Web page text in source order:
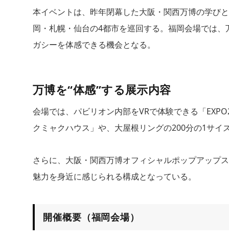
本イベントは、昨年閉幕した大阪・関西万博の学び
岡・札幌・仙台の4都市を巡回する。福岡会場では
ガシーを体感できる機会となる。
万博を“体感”する展示内容
会場では、パビリオン内部をVRで体験できる「
クミャクハウス」や、大屋根リングの200分の1サイ
さらに、大阪・関西万博オフィシャルポップアップ
魅力を身近に感じられる構成となっている。
開催概要（福岡会場）